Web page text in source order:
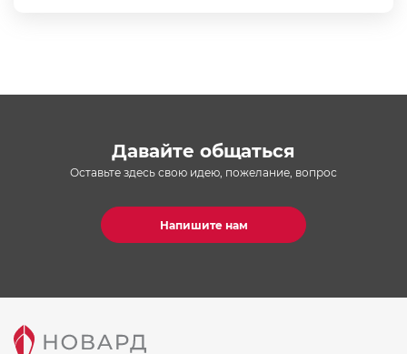
Давайте общаться
Оставьте здесь свою идею, пожелание, вопрос
Напишите нам